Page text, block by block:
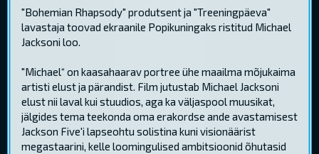
"Bohemian Rhapsody" produtsent ja "Treeningpäeva"
lavastaja toovad ekraanile Popikuningaks ristitud Michael
Jacksoni loo.
"Michael“ on kaasahaarav portree ühe maailma mõjukaima
artisti elust ja pärandist. Film jutustab Michael Jacksoni
elust nii laval kui stuudios, aga ka väljaspool muusikat,
jälgides tema teekonda oma erakordse ande avastamisest
Jackson Five'i lapseohtu solistina kuni visionäärist
megastaarini, kelle loomingulised ambitsioonid õhutasid